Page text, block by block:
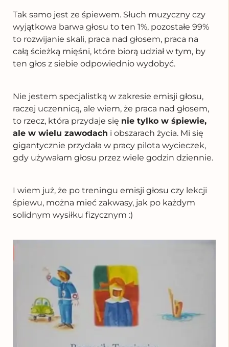
Tak samo jest ze śpiewem. Słuch muzyczny czy
wyjątkowa barwa głosu to ten 1%, pozostałe 99%
to rozwijanie skali, praca nad głosem, praca na
całą ścieżką mięśni, które biorą udział w tym, by
ten głos z siebie odpowiednio wydobyć.
Nie jestem specjalistką w zakresie emisji głosu,
raczej uczennicą, ale wiem, że praca nad głosem,
to rzecz, która przydaje się nie tylko w śpiewie,
ale w wielu zawodach i obszarach życia. Mi się
gigantycznie przydała w pracy pilota wycieczek,
gdy używałam głosu przez wiele godzin dziennie.
I wiem już, że po treningu emisji głosu czy lekcji
śpiewu, można mieć zakwasy, jak po każdym
solidnym wysiłku fizycznym :)